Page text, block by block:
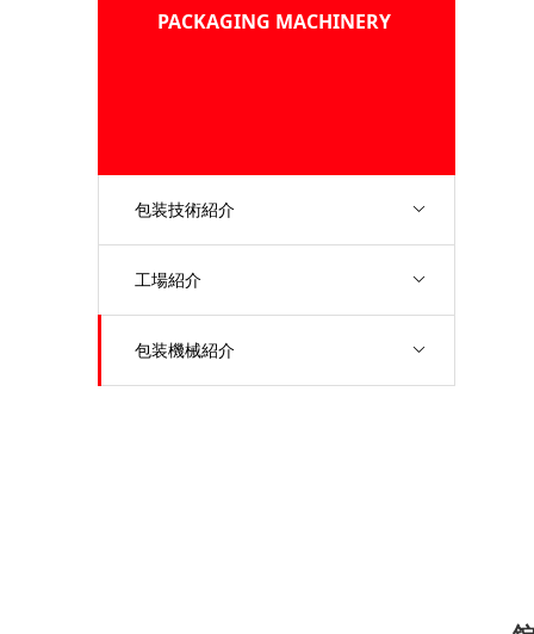
PACKAGING MACHINERY
包装技術紹介
工場紹介
包装機械紹介